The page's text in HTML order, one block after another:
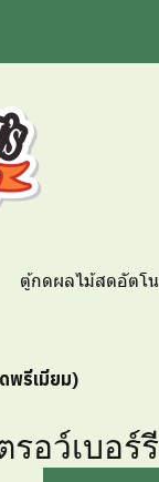
ตู้กดผลไม้สดอัตโ
พรีเมียม)
รอว์เบอร์